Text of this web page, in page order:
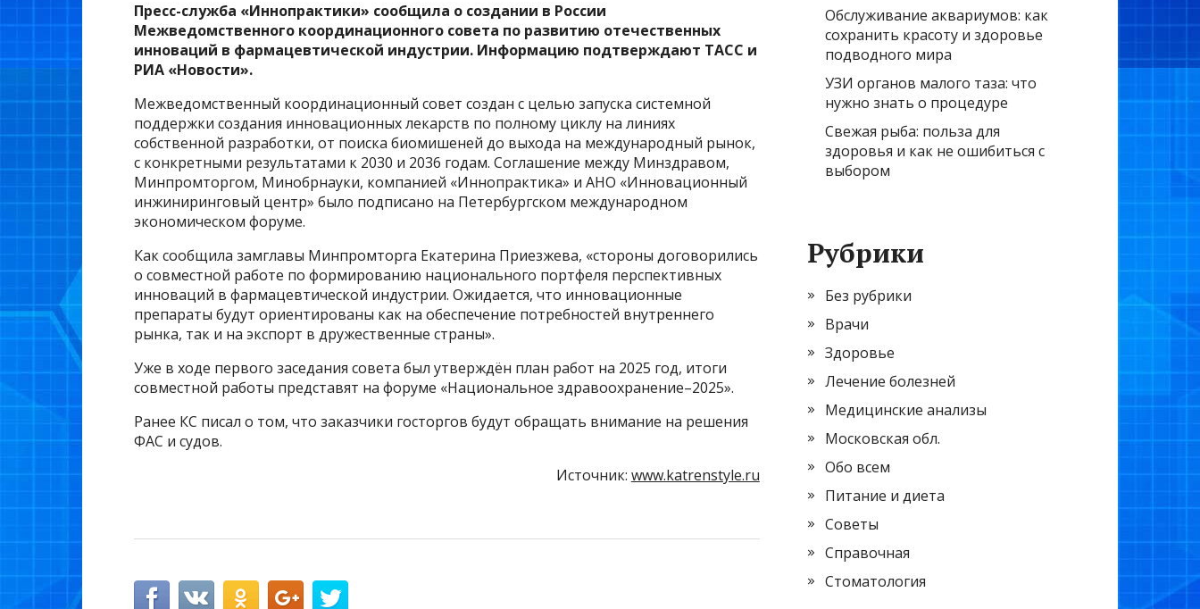
Пресс-служба «Иннопрактики» сообщила о создании в России
Межведомственного координационного совета по развитию отечественных
инноваций в фармацевтической индустрии. Информацию подтверждают ТАСС и
РИА «Новости».
Межведомственный координационный совет создан с целью запуска системной
поддержки создания инновационных лекарств по полному циклу на линиях
собственной разработки, от поиска биомишеней до выхода на международный рынок,
с конкретными результатами к 2030 и 2036 годам. Соглашение между Минздравом,
Минпромторгом, Минобрнауки, компанией «Иннопрактика» и АНО «Инновационный
инжиниринговый центр» было подписано на Петербургском международном
экономическом форуме.
Как сообщила замглавы Минпромторга Екатерина Приезжева, «стороны договорились
о совместной работе по формированию национального портфеля перспективных
инноваций в фармацевтической индустрии. Ожидается, что инновационные
препараты будут ориентированы как на обеспечение потребностей внутреннего
рынка, так и на экспорт в дружественные страны».
Уже в ходе первого заседания совета был утверждён план работ на 2025 год, итоги
совместной работы представят на форуме «Национальное здравоохранение–2025».
Ранее КС писал о том, что заказчики госторгов будут обращать внимание на решения
ФАС и судов.
Источник: www.katrenstyle.ru
Обслуживание аквариумов: как
сохранить красоту и здоровье
подводного мира
УЗИ органов малого таза: что
нужно знать о процедуре
Свежая рыба: польза для
здоровья и как не ошибиться с
выбором
Рубрики
Без рубрики
Врачи
Здоровье
Лечение болезней
Медицинские анализы
Московская обл.
Обо всем
Питание и диета
Советы
Справочная
Стоматология